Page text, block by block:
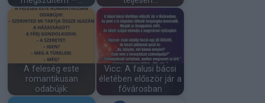
A feleség este
romantikusan
odabújik:
Vicc: A falusi bácsi
életében először jár a
fővárosban